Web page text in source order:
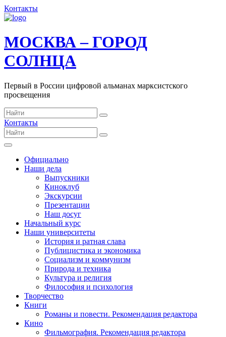
Контакты
МОСКВА – ГОРОД
СОЛНЦА
Первый в России цифровой альманах марксистского
просвещения
Контакты
Официально
Наши дела
Выпускники
Киноклуб
Экскурсии
Презентации
Наш досуг
Начальный курс
Наши университеты
История и ратная слава
Публицистика и экономика
Социализм и коммунизм
Природа и техника
Культура и религия
Философия и психология
Творчество
Книги
Романы и повести. Рекомендация редактора
Кино
Фильмография. Рекомендация редактора